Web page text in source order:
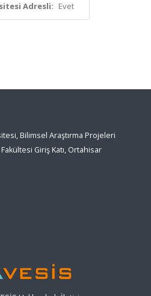
Adresli: Evet
Bilimsel Araştırma Projeleri
Giriş Katı, Ortahisar